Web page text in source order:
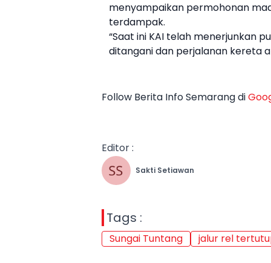
menyampaikan permohonan
terdampak.
“Saat ini KAI telah menerjunkan
ditangani dan perjalanan kereta
Follow Berita Info Semarang di
Editor :
Sakti Setiawan
Tags :
Sungai Tuntang jalur rel